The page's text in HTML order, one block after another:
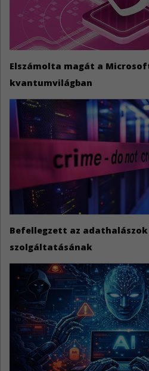
Elszámolta magát a
kvantumvilágban
Befellegzett az adathalászok
szolgáltatásának